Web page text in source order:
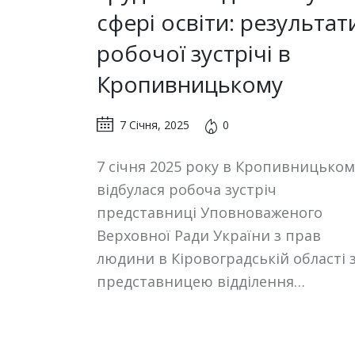
сфері освіти:
робочої зустрічі в
Кропивницькому
7 Січня, 2025 0
7 січня 2025 року в
відбулася робоча зустріч
представниці Уповноваженого
Верховної Ради України з прав
людини в Кіровоградській області з
представницею відділення…